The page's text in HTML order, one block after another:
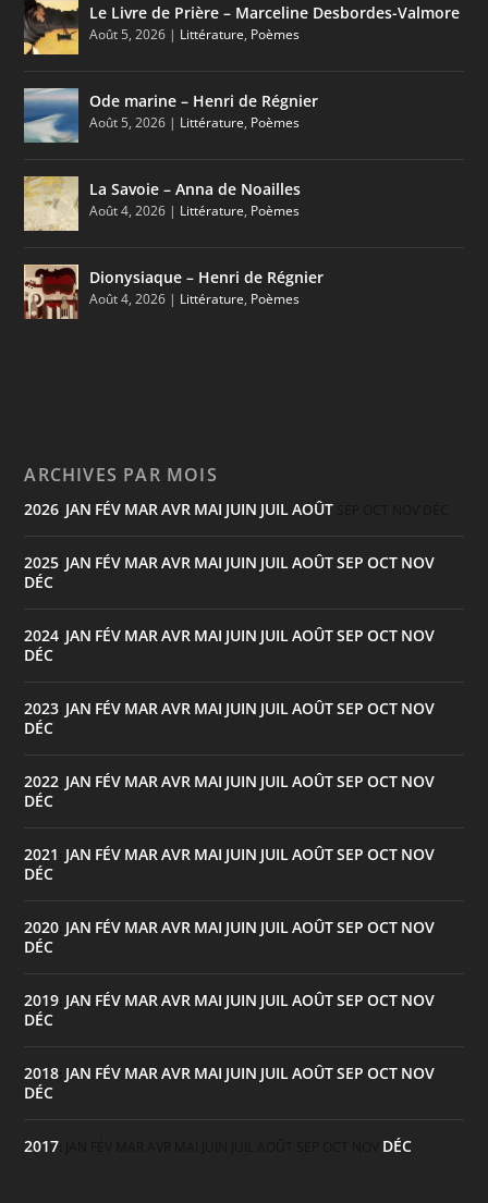
Le Livre de Prière – Marceline Desbordes-Valmore
Août 5, 2026 | Littérature, Poèmes
Ode marine – Henri de Régnier
Août 5, 2026 | Littérature, Poèmes
La Savoie – Anna de Noailles
Août 4, 2026 | Littérature, Poèmes
Dionysiaque – Henri de Régnier
Août 4, 2026 | Littérature, Poèmes
ARCHIVES PAR MOIS
2026 JAN FÉV MARAVR MAI JUIN JUILAOÛT
2025 JAN FÉV MARAVR MAI JUIN JUILAOÛTSEP OCT NOV
DÉC
2024 JAN FÉV MARAVR MAI JUIN JUILAOÛTSEP OCT NOV
DÉC
2023 JAN FÉV MARAVR MAI JUIN JUILAOÛTSEP OCT NOV
DÉC
2022 JAN FÉV MARAVR MAI JUIN JUILAOÛTSEP OCT NOV
DÉC
2021 JAN FÉV MARAVR MAI JUIN JUILAOÛTSEP OCT NOV
DÉC
2020 JAN FÉV MARAVR MAI JUIN JUILAOÛTSEP OCT NOV
DÉC
2019 JAN FÉV MARAVR MAI JUIN JUILAOÛTSEP OCT NOV
DÉC
2018 JAN FÉV MARAVR MAI JUIN JUILAOÛTSEP OCT NOV
DÉC
2017 DÉC